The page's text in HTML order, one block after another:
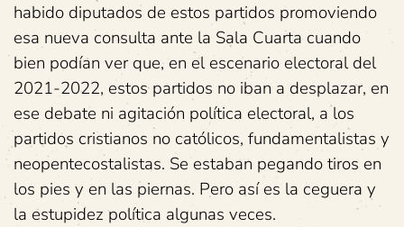
habido diputados de estos partidos promoviendo
esa nueva consulta ante la Sala Cuarta cuando
bien podían ver que, en el escenario electoral del
2021-2022, estos partidos no iban a desplazar, en
ese debate ni agitación política electoral, a los
partidos cristianos no católicos, fundamentalistas y
neopentecostalistas. Se estaban pegando tiros en
los pies y en las piernas. Pero así es la ceguera y
la estupidez política algunas veces.